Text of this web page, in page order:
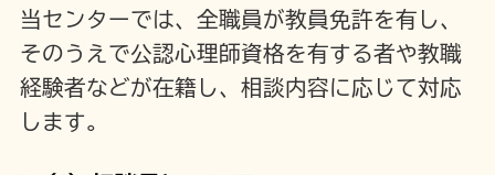
当センターでは、全職員が教員免許を有し、
そのうえで公認心理師資格を有する者や教職
経験者などが在籍し、相談内容に応じて対応
します。